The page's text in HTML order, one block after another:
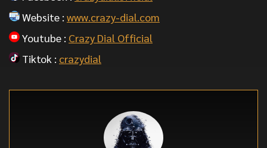
บทความที่น่าสนใจ